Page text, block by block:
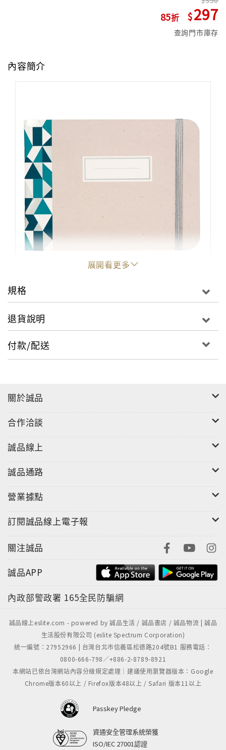
85 297
查詢門市庫存
內容簡介
"
展開看更多
規格
退貨說明
付款/配送
關於誠品
合作洽談
誠品線上
誠品通路
營業據點
訂閱誠品線上電子報
關注誠品
誠品APP
內政部警政署 165全民防騙網
誠品線上eslite.com - powered by 誠品生活 / 誠品書店 / 誠品物流 | 誠品
生活股份有限公司 (eslite Spectrum Corporation)
統一編號：27952966 | 台灣台北市信義區松德路204號B1 服務電話：
0800-666-798／+886-2-8789-8921
本網站已依台灣網站內容分級規定處理｜建議使用瀏覽器版本：Google
Chrome版本60以上 / Firefox版本48以上 / Safari 版本11以上
Passkey Pledge
資通安全管理系統榮獲
ISO/IEC 27001認證